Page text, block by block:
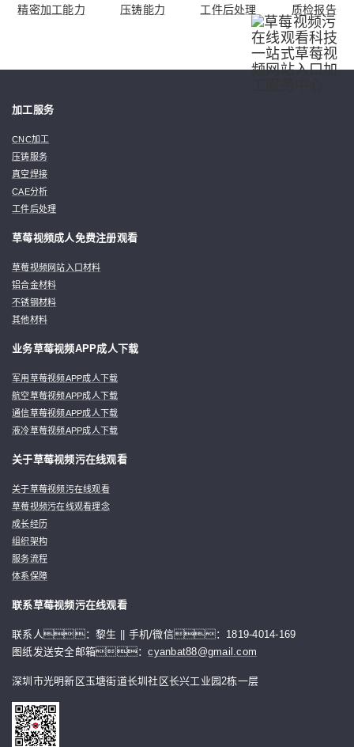
精密加工能力 压铸能力 工件后处理 质检报告
加工服务
CNC加工
压铸服务
真空焊接
CAE分析
工件后处理
草莓视频成人免费注册观看
草莓视频网站入口材料
铝合金材料
不锈钢材料
其他材料
业务草莓视频APP成人下载
军用草莓视频APP成人下载
航空草莓视频APP成人下载
通信草莓视频APP成人下载
液冷草莓视频APP成人下载
关于草莓视频污在线观看
关于草莓视频污在线观看
草莓视频污在线观看理念
成长经历
组织架构
服务流程
体系保障
联系草莓视频污在线观看
联系人：黎生 || 手机/微信：1819-4014-169
图纸发送安全邮箱：cyanbat88@gmail.com
深圳市光明新区玉塘街道长圳社区长兴工业园2栋一层